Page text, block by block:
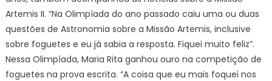
Artemis II. “Na Olimpíada do ano passado caiu uma ou duas
questões de Astronomia sobre a Missão Artemis, inclusive
sobre foguetes e eu já sabia a resposta. Fiquei muito feliz”.
Nessa Olimpíada, Maria Rita ganhou ouro na competição de
foguetes na prova escrita. “A coisa que eu mais foquei nos